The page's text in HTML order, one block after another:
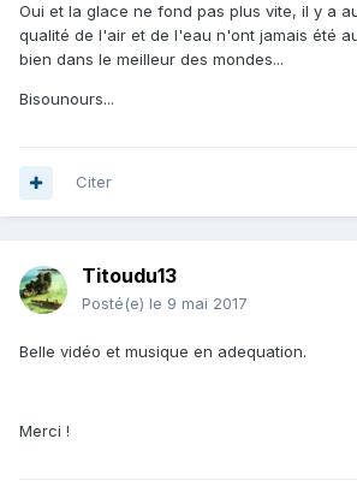
Oui et la glace ne fond pas plus vite, il y a
qualité de l'air et de l'eau n'ont jamais été
bien dans le meilleur des mondes...
Bisounours...
Citer
Titoudu13
Posté(e) le 9 mai 2017
Belle vidéo et musique en adequation.
Merci !